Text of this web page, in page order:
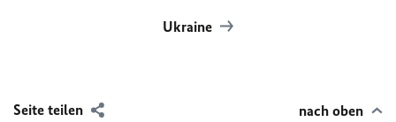
Ukraine
Seite teilen nach oben